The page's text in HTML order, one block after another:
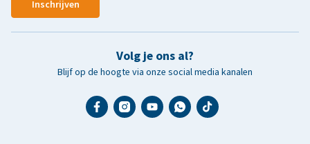
Inschrijven
Volg je ons al?
Blijf op de hoogte via onze social media kanalen